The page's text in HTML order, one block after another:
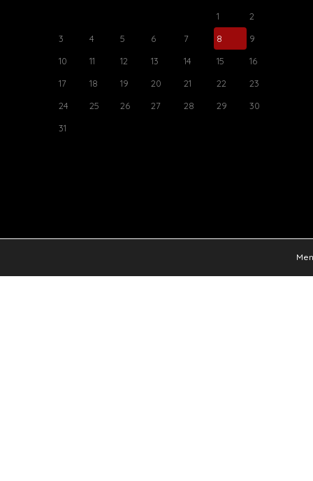
1
2
3
4 5 6 7 8
9
10
11 12 13 14 15
16
17
18 19 20 21 22
23
24
25 26 27 28 29
30
31